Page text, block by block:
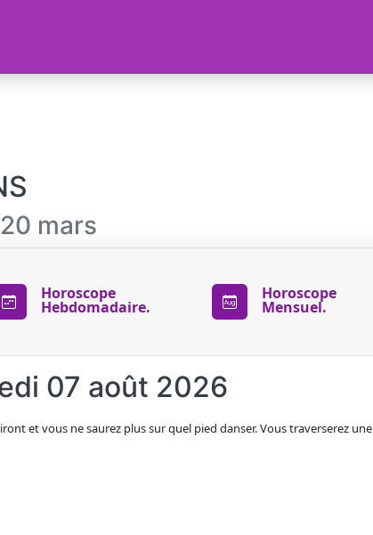
mars
Horoscope
Hebdomadaire.
Horoscope
Mensuel.
07 août 2026
et vous ne saurez plus sur quel pied danser. Vous traverserez une